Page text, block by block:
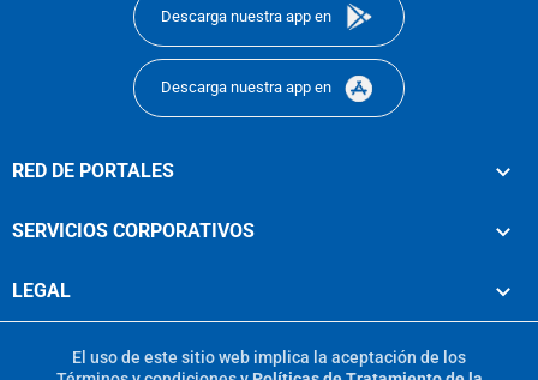
Descarga nuestra app en
Descarga nuestra app en
RED DE PORTALES
SERVICIOS CORPORATIVOS
LEGAL
El uso de este sitio web implica la aceptación de los